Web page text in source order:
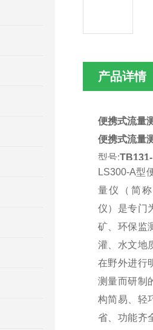
产品详情
便携式流量
便携式流量
型号:
LS300-A型
量仪（简
仪）是专门
矿、环保监
灌、水文地
在野外进行
测量而研制
构简易、轻
省、功能齐